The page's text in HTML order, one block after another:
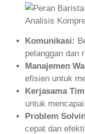
Komunikasi:
pelanggan dan
Manajemen
efisien untuk
Kerjasama
untuk
Problem
cepat dan